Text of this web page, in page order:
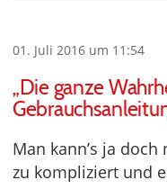
01. Juli 2016 um 11:54
„Die ganze
Man kann’s ja
zu kompliziert und